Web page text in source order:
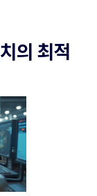
의 최적